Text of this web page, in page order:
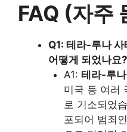
FAQ (자주
Q1: 테라-루나
어떻게 되었나요?
A1: 테라-루나
미국 등 여러
로 기소되었
포되어 범죄